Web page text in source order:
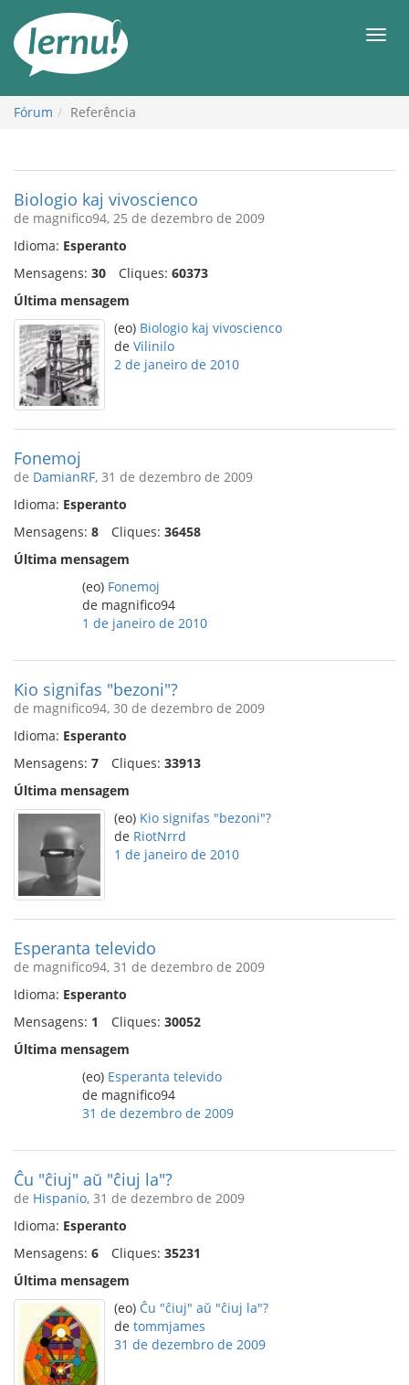
conteúdo
Fórum Referência
Biologio kaj vivoscienco
de magnifico94, 25 de dezembro de 2009
Idioma: Esperanto
Mensagens: 30 Cliques: 60373
Última mensagem
(eo) Biologio kaj vivoscienco
de Vilinilo
2 de janeiro de 2010
Fonemoj
de DamianRF, 31 de dezembro de 2009
Idioma: Esperanto
Mensagens: 8 Cliques: 36458
Última mensagem
(eo) Fonemoj
de magnifico94
1 de janeiro de 2010
Kio signifas "bezoni"?
de magnifico94, 30 de dezembro de 2009
Idioma: Esperanto
Mensagens: 7 Cliques: 33913
Última mensagem
(eo) Kio signifas "bezoni"?
de RiotNrrd
1 de janeiro de 2010
Esperanta televido
de magnifico94, 31 de dezembro de 2009
Idioma: Esperanto
Mensagens: 1 Cliques: 30052
Última mensagem
(eo) Esperanta televido
de magnifico94
31 de dezembro de 2009
Ĉu "ĉiuj" aŭ "ĉiuj la"?
de Hispanio, 31 de dezembro de 2009
Idioma: Esperanto
Mensagens: 6 Cliques: 35231
Última mensagem
(eo) Ĉu "ĉiuj" aŭ "ĉiuj la"?
de tommjames
31 de dezembro de 2009